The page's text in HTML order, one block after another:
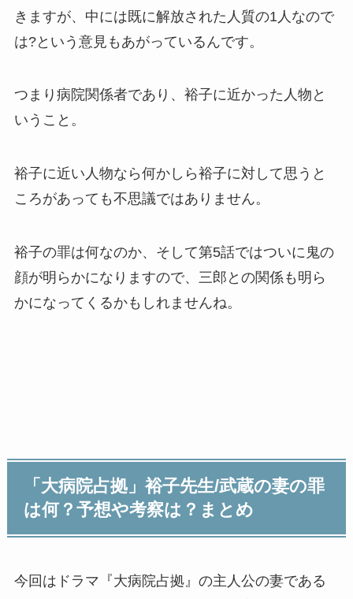
きますが、中には既に解放された人質の1人なので
は?という意見もあがっているんです。
つまり病院関係者であり、裕子に近かった人物と
いうこと。
裕子に近い人物なら何かしら裕子に対して思うと
ころがあっても不思議ではありません。
裕子の罪は何なのか、そして第5話ではついに鬼の
顔が明らかになりますので、三郎との関係も明ら
かになってくるかもしれませんね。
「大病院占拠」裕子先生/武蔵の妻の罪
は何？予想や考察は？まとめ
今回はドラマ『大病院占拠』の主人公の妻である